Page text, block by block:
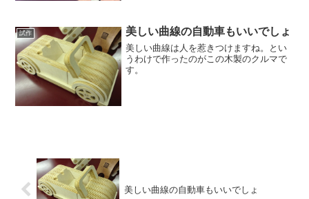
試作 美しい曲線の自動車もいいでしょ
美しい曲線は人を惹きつけますね。とい
うわけで作ったのがこの木製のクルマで
す。
美しい曲線の自動車もいいでしょ